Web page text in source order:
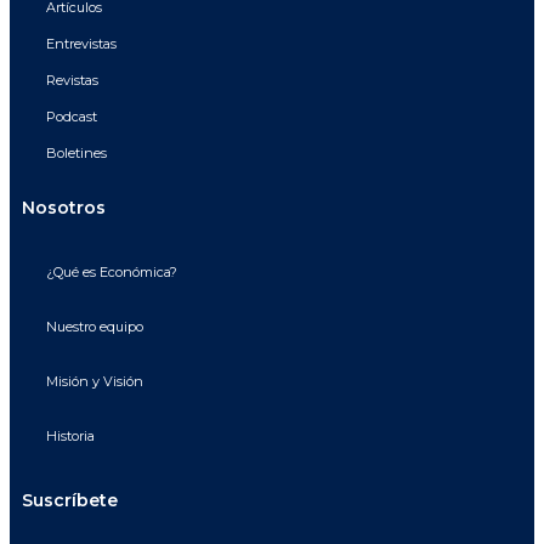
Artículos
Entrevistas
Revistas
Podcast
Boletines
Nosotros
¿Qué es Económica?
Nuestro equipo
Misión y Visión
Historia
Suscríbete